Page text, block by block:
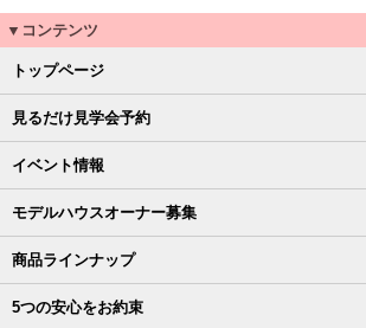
▼コンテンツ
トップページ
見るだけ見学会予約
イベント情報
モデルハウスオーナー募集
商品ラインナップ
5つの安心をお約束